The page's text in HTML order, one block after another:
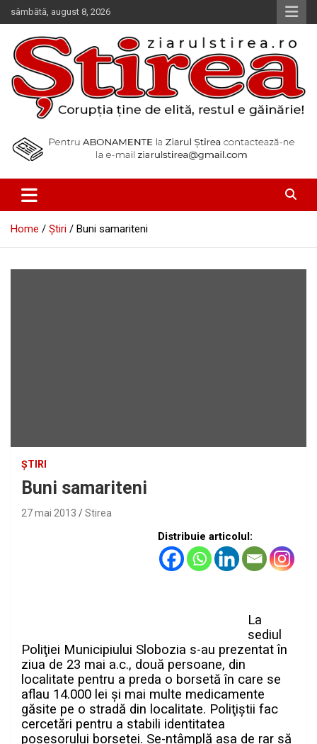
Skip
to
content
sâmbătă, august 8, 2026
Ziarul Știrea
Home Știri Buni samariteni
ȘTIRI
Buni samariteni
27 mai 2013 Stirea
Distribuie articolul:
La
sediul
Poliţiei Municipiului Slobozia s-au prezentat în
ziua de 23 mai a.c., două persoane, din
localitate pentru a preda o borsetă în care se
aflau 14.000 lei şi mai multe medicamente
găsite pe o stradă din localitate. Poliţiştii fac
cercetări pentru a stabili identitatea
posesorului borsetei. Se-ntâmplă aşa de rar să